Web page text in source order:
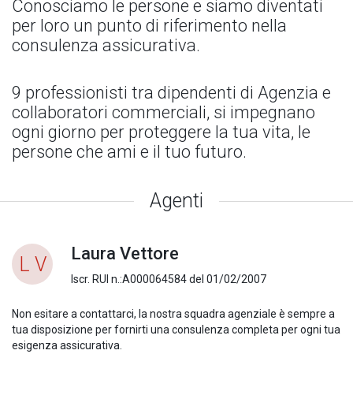
Conosciamo le persone e siamo diventati
per loro un punto di riferimento nella
consulenza assicurativa.
9 professionisti tra dipendenti di Agenzia e
collaboratori commerciali, si impegnano
ogni giorno per proteggere la tua vita, le
persone che ami e il tuo futuro.
Agenti
L V Laura Vettore
Iscr. RUI n.:A000064584 del 01/02/2007
Non esitare a contattarci, la nostra squadra agenziale è sempre a
tua disposizione per fornirti una consulenza completa per ogni tua
esigenza assicurativa.